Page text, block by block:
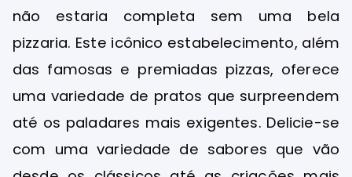
não estaria completa sem uma bela
pizzaria. Este icônico estabelecimento, além
das famosas e premiadas pizzas, oferece
uma variedade de pratos que surpreendem
até os paladares mais exigentes. Delicie-se
com uma variedade de sabores que vão